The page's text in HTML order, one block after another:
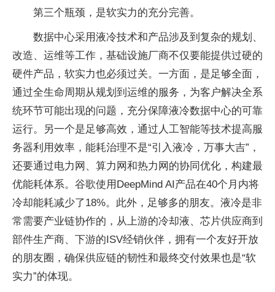
第三个瓶颈，是软实力的充分完善。
数据中心采用液冷技术和产品涉及到复杂的规划、
改造、运维等工作，基础设施厂商不仅要能提供过硬的
硬件产品，软实力也必须过关。一方面，是足够全面，
通过全生命周期从规划到运维的服务，为客户解决全系
统环节可能出现的问题，充分保障液冷数据中心的可靠
运行。另一个是足够高效，通过人工智能等技术提高服
务器利用效率，能耗治理不是“引入液冷，万事大吉”，
还要通过电力网、算力网和热力网的协同优化，构建最
优能耗体系。谷歌使用DeepMind AI产品在40个月内将
冷却能耗减少了18%。此外，足够多的朋友。液冷是非
常需要产业链协作的，从上游的冷却液、芯片供应商到
部件生产商、下游的ISV经销伙伴，拥有一个友好开放
的朋友圈，确保供应链的韧性和最终交付效果也是“软
实力”的体现。